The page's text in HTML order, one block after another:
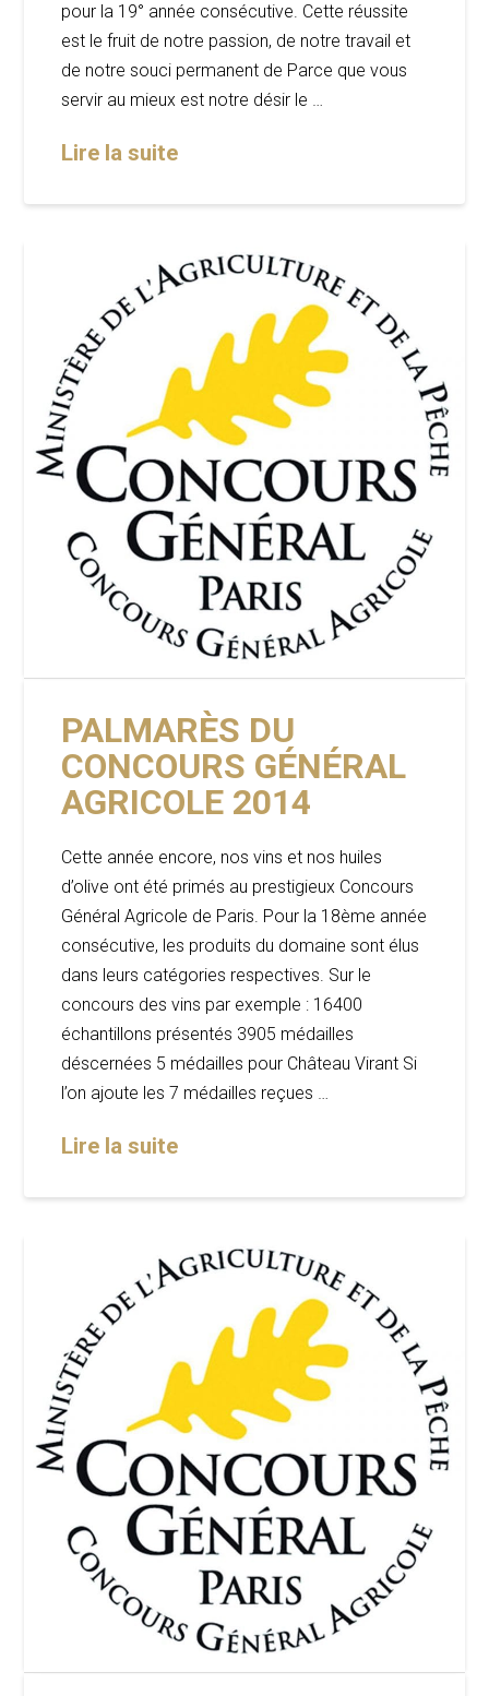
pour la 19° année consécutive. Cette réussite
est le fruit de notre passion, de notre travail et
de notre souci permanent de Parce que vous
servir au mieux est notre désir le …
Lire la suite
PALMARÈS DU
CONCOURS GÉNÉRAL
AGRICOLE 2014
Cette année encore, nos vins et nos huiles
d’olive ont été primés au prestigieux Concours
Général Agricole de Paris. Pour la 18ème année
consécutive, les produits du domaine sont élus
dans leurs catégories respectives. Sur le
concours des vins par exemple : 16400
échantillons présentés 3905 médailles
déscernées 5 médailles pour Château Virant Si
l’on ajoute les 7 médailles reçues …
Lire la suite